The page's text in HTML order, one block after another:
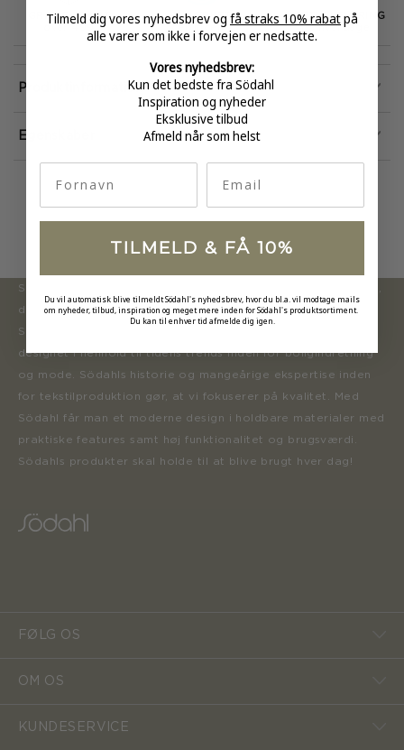
GRATIS FRAGT
E-MÆRKET
certificeret
HURTIG LEVERING
1-3 hverdage
Egenskaber
Produktinformation
Södahl ønsker at tilbyde en moderne og attraktiv kollektion,
der inspirerer forbrugerne til at forny deres hjem.
Sortimentet opdateres løbende med nye produkter, der er
designet i henhold til tidens trends inden for boligindretning
og mode. Södahls historie og mangeårige ekspertise inden
for tekstilproduktion gør, at vi fokuserer på kvalitet. Med
Södahl får man et moderne design i holdbare materialer med
praktiske features samt høj funktionalitet og brugsværdi.
Södahls produkter skal holde til at blive brugt hver dag!
FØLG OS
OM OS
KUNDESERVICE
Tilmeld dig vores nyhedsbrev og få straks 10% rabatpå
alle varer som ikke i forvejen er nedsatte.
Vores nyhedsbrev:
Kun det bedste fra Södahl
Inspiration og nyheder
Eksklusive tilbud
Afmeld når som helst
TILMELD & FÅ 10%
Du vil automatisk blive tilmeldt Södahl's nyhedsbrev, hvor du bl.a. vil modtage mails
om nyheder, tilbud, inspiration og meget mere inden for Södahl's produktsortiment.
Du kan til enhver tid afmelde dig igen.